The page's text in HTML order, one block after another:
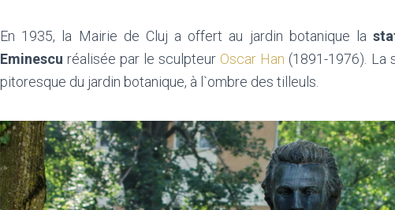
En 1935, la Mairie de Cluj a offert au jardin botanique la
Eminescu réalisée par le sculpteur Oscar Han (1891-1976). La
pitoresque du jardin botanique, à l`ombre des tilleuls.